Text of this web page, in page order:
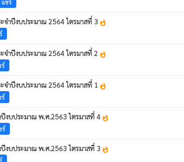
แชร์
ะจำปีงบประมาณ 2564 ไตรมาสที่ 3 whatshot
ะจำปีงบประมาณ 2564 ไตรมาสที่ 2 whatshot
ร์
ะจำปีงบประมาณ 2564 ไตรมาสที่ 1 whatshot
ร์
ปีงบประมาณ พ.ศ.2563 ไตรมาสที่ 4 whatshot
ร์
ปีงบประมาณ พ.ศ.2563 ไตรมาสที่ 3 whatshot